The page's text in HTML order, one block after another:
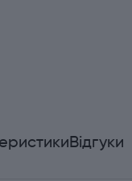
Відгуки